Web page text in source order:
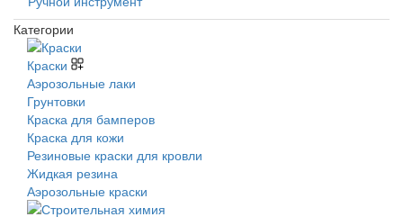
Категории
Краски
Аэрозольные лаки
Грунтовки
Краска для бамперов
Краска для кожи
Резиновые краски для кровли
Жидкая резина
Аэрозольные краски